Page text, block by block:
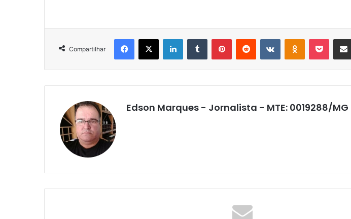
Compartilhar
Facebook
X LinkedinTumblr PinterestReddit VK OK Pocket
Edson Marques - Jornalista - MTE: 0019288/MG